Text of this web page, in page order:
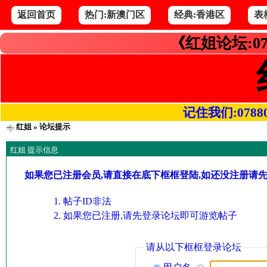
返回首页 热门:新澳门区 经典:香港区 表
《红姐论坛
记住我们
红姐» 论坛提示
红姐 提示信息
如果您已注册会员,请直接在底下框框登陆,如还没注册请
帖子ID非法
如果您已注册,请先登录论坛即可游览帖子
请从以下框框登录论坛